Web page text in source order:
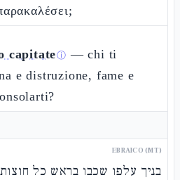
capitateⓘ — chi ti
e distruzione, fame e
EBRAICO (MT)
בניך עלפו שכבו בראש כל